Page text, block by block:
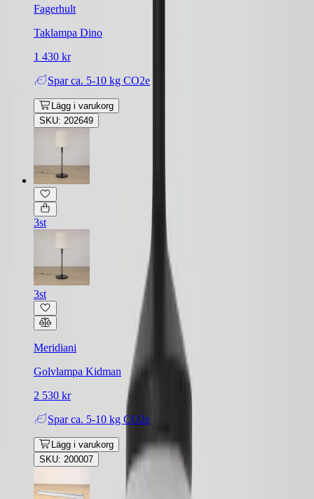
Fagerhult
Taklampa Dino
1 430 kr
Spar ca. 5-10 kg CO2e
Lägg i varukorg
SKU: 202649
3st
3st
Meridiani
Golvlampa Kidman
2 530 kr
Spar ca. 5-10 kg CO2e
Lägg i varukorg
SKU: 200007